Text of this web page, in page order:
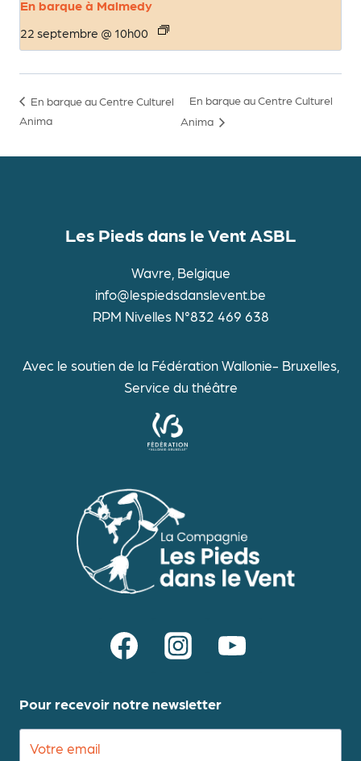
En barque à Malmedy
22 septembre @ 10h00
En barque au Centre Culturel
Anima
En barque au Centre Culturel
Anima
Les Pieds dans le Vent ASBL
Wavre, Belgique
info@lespiedsdanslevent.be
RPM Nivelles N°832 469 638
Avec le soutien de la Fédération Wallonie- Bruxelles,
Service du théâtre
Pour recevoir notre newsletter